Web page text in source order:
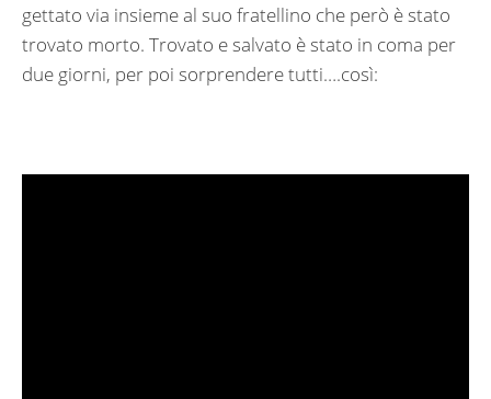
gettato via insieme al suo fratellino che però è stato
trovato morto. Trovato e salvato è stato in coma per
due giorni, per poi sorprendere tutti….così: